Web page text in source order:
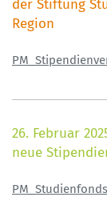
der Stiftung
Region
26. Februar
neue